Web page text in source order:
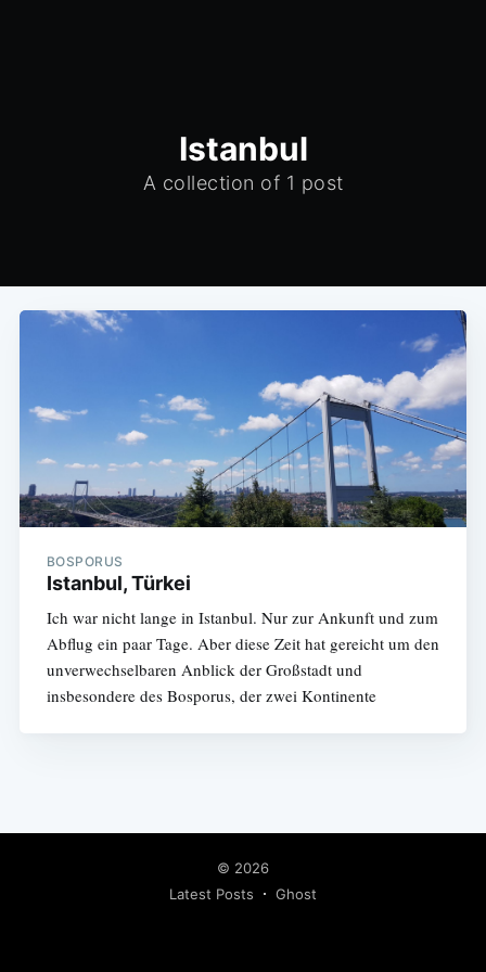
Istanbul
A collection of 1 post
BOSPORUS
Istanbul, Türkei
Ich war nicht lange in Istanbul. Nur zur Ankunft und zum
Abflug ein paar Tage. Aber diese Zeit hat gereicht um den
unverwechselbaren Anblick der Großstadt und
insbesondere des Bosporus, der zwei Kontinente
© 2026
Latest Posts
Ghost